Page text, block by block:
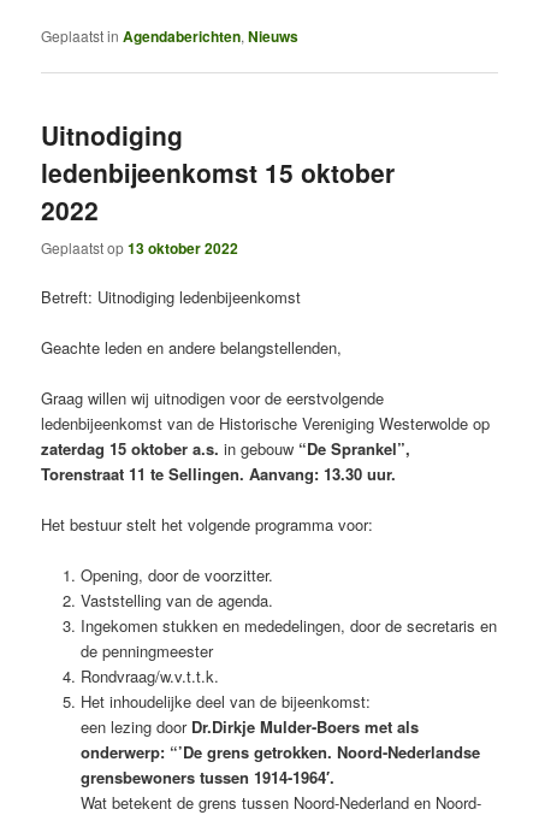
Geplaatst in Agendaberichten,Nieuws
Uitnodiging
ledenbijeenkomst 15 oktober
2022
Geplaatst op13 oktober 2022
Betreft: Uitnodiging ledenbijeenkomst
Geachte leden en andere belangstellenden,
Graag willen wij uitnodigen voor de eerstvolgende
ledenbijeenkomst van de Historische Vereniging Westerwolde op
zaterdag 15 oktober a.s. in gebouw “De Sprankel”,
Torenstraat 11 te Sellingen. Aanvang: 13.30 uur.
Het bestuur stelt het volgende programma voor:
Opening, door de voorzitter.
Vaststelling van de agenda.
Ingekomen stukken en mededelingen, door de secretaris en
de penningmeester
Rondvraag/w.v.t.t.k.
Het inhoudelijke deel van de bijeenkomst:
een lezing door Dr.Dirkje Mulder-Boers met als
onderwerp: “’De grens getrokken. Noord-Nederlandse
grensbewoners tussen 1914-1964′.
Wat betekent de grens tussen Noord-Nederland en Noord-